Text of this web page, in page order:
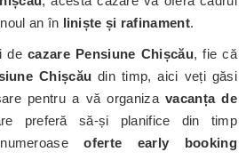
an în liniște și rafinament.
decazare Pensiune Chișcău, fie că
Chișcău din timp, aici veți găsi
pentru a vă organizavacanța de
preferă să-și planifice din timp
oferte early booking